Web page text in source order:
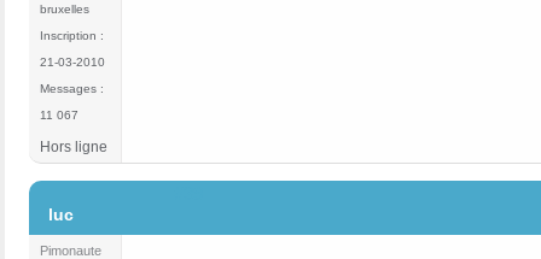
bruxelles
Inscription :
21-03-2010
Messages :
11 067
Hors ligne
luc
Pimonaute